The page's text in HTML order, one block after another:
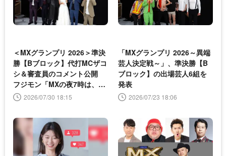
＜MXグランプリ 2026＞準決
勝【Bブロック】代打MCザコ
シ＆審査員のコメント公開
フジモン「MXの夜7時は、他
局の深夜3時。ただただ楽し
2026/07/30 18:15
「MXグランプリ 2026～異端
芸人決定戦～」、準決勝【B
ブロック】の出場芸人6組を
発表
2026/07/23 18:06